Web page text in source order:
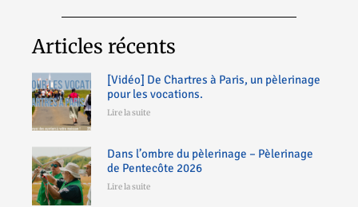
Articles récents
[Vidéo] De Chartres à Paris, un pèlerinage
pour les vocations.
Lire la suite
Dans l’ombre du pèlerinage – Pèlerinage
de Pentecôte 2026
Lire la suite